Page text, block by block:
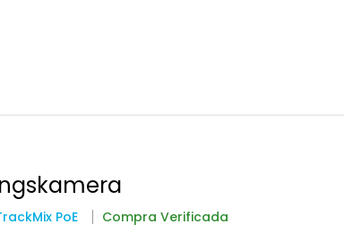
PoE Compra Verificada